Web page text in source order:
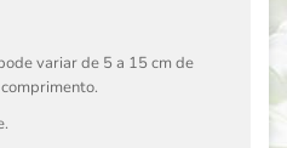
variar de 5 a 15 cm de